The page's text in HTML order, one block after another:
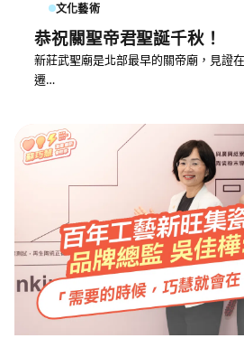
文化藝術
恭祝關聖帝君聖誕千秋！
新莊武聖廟是北部最早的關帝廟，見證
遷…